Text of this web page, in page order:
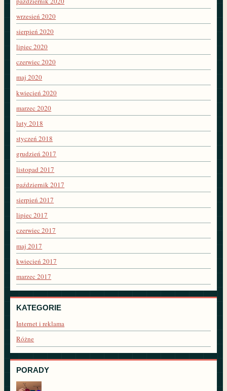
wrzesień 2020
sierpień 2020
lipiec 2020
czerwiec 2020
maj 2020
kwiecień 2020
marzec 2020
luty 2018
styczeń 2018
grudzień 2017
listopad 2017
październik 2017
sierpień 2017
lipiec 2017
czerwiec 2017
maj 2017
kwiecień 2017
marzec 2017
KATEGORIE
Internet i reklama
Różne
PORADY